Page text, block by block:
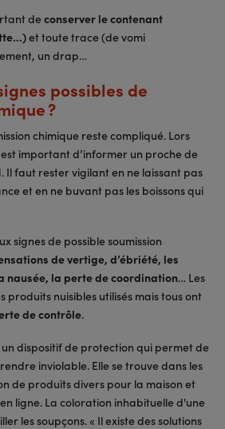
deconserver le contenant
et toute trace (de vomi
un drap…
possibles de
?
chimique reste compliqué. Lors
important d’informer un proche de
Il faut rester vigilant en ne laissant pas
et en ne buvant pas les boissons qui
signes de possible soumission
de vertige, d’ébriété, les
nausée, la perte de coordination… Les
produits nuisibles utilisés mais tous ont
de contrôle.
dispositif de protection qui permet de
inviolable. Elle se trouve dans les
de produits divers pour la maison et
ligne. La coloration inhabituelle d'une
les soupçons. « Il existe des solutions